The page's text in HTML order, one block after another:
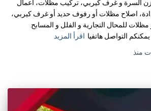
السرة و غرف كيربي، تركيب مظلات، اعمال
اصلاح مظلات أو رفوف حديد أو غرف كيربي،
للمحال التجارية و الفلل و المسابح.
التواصل هاتفيا اقرأ المزيد
منذ